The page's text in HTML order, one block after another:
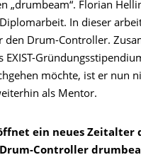
„drumbeam“. Florian
In dieser
den Drum-Controller.
EXIST-
möchte, ist er nun
als Mentor.
ein neues Zeitalter
Controller